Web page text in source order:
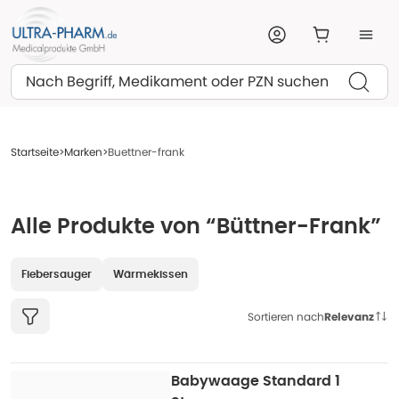
Suchen
Startseite Marken Buettner-frank
Alle Produkte von “Büttner-Frank”
Fiebersauger Wärmekissen
Sortieren nachRelevanz
Babywaage Standard 1